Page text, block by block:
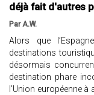
déjà fait d'autres
Par A.W.
Alors que
destinations
désormais
destination phare
l’Union européenne